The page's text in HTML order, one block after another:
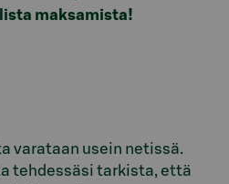
maksamista!
varataan usein netissä.
tehdessäsi tarkista, että